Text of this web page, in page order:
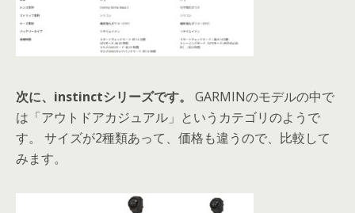
次に、instinctシリーズです。
GARMINのモデルの中で
は「アウトドアカジュアル」というカテゴリのようで
す。 サイズが2種類あって、価格も違うので、比較して
みます。